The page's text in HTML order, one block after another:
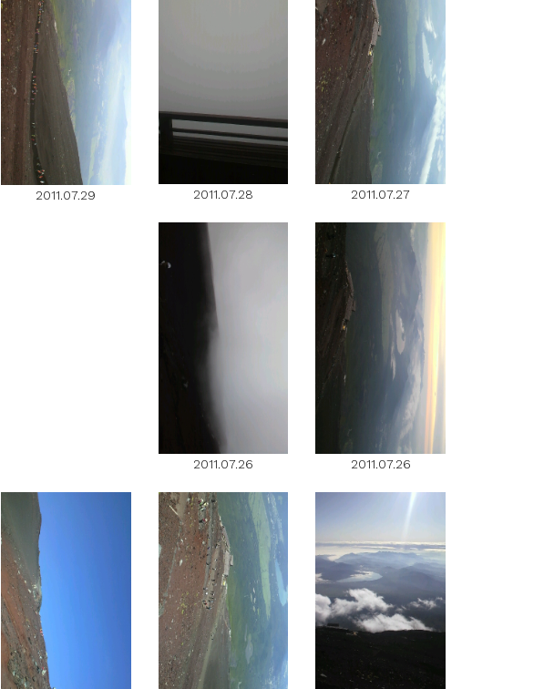
2011.07.29 2011.07.28 2011.07.27
2011.07.26 2011.07.26